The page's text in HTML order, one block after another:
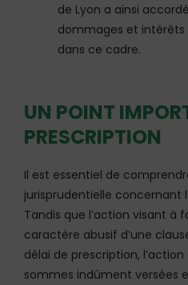
de Lyon a ainsi
dommages et
dans ce cadre.
UN POINT
PRESCRIPTION
Il est essentiel de
jurisprudentielle concernant
Tandis que l’action visant à
caractère abusif d’une
délai de prescription,
sommes indûment versées